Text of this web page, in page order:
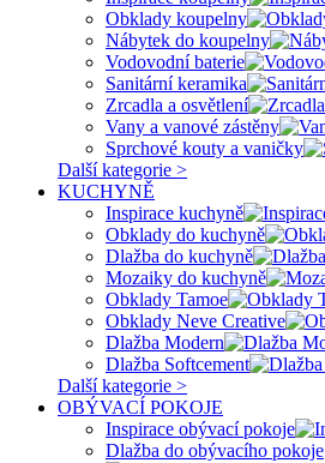
Obklady koupelny
Nábytek do koupelny
Vodovodní baterie
Sanitární keramika
Zrcadla a osvětlení
Vany a vanové zástěny
Sprchové kouty a vaničky
Další kategorie >
KUCHYNĚ
Inspirace kuchyně
Obklady do kuchyně
Dlažba do kuchyně
Mozaiky do kuchyně
Obklady Tamoe
Obklady Neve Creative
Dlažba Modern
Dlažba Softcement
Další kategorie >
OBÝVACÍ POKOJE
Inspirace obývací pokoje
Dlažba do obývacího pokoje